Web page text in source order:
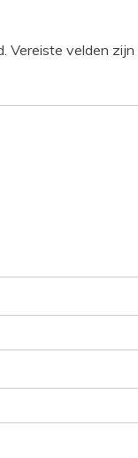
Vereiste velden